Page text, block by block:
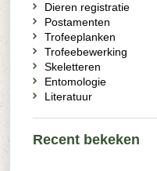
Dieren registratie
Postamenten
Trofeeplanken
Trofeebewerking
Skeletteren
Entomologie
Literatuur
Recent bekeken